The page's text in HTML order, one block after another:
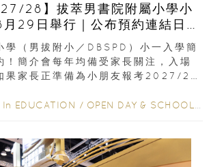
28】拔萃男書院附屬小學小
29日舉行｜公布預約連結日期
溫
學（男拔附小／DBSPD）小一入學簡
！簡介會每年均備受家長關注，入場
果家長正準備為小朋友報考2027/28
In EDUCATION / OPEN DAY & SCHOOL EVENTS